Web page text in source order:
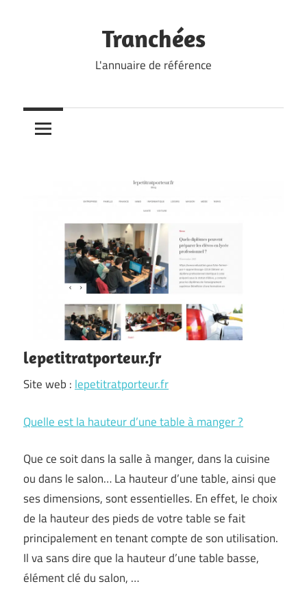
Tranchées
L'annuaire de référence
lepetitratporteur.fr
Site web : lepetitratporteur.fr
Quelle est la hauteur d’une table à manger ?
Que ce soit dans la salle à manger, dans la cuisine
ou dans le salon… La hauteur d’une table, ainsi que
ses dimensions, sont essentielles. En effet, le choix
de la hauteur des pieds de votre table se fait
principalement en tenant compte de son utilisation.
Il va sans dire que la hauteur d’une table basse,
élément clé du salon, …